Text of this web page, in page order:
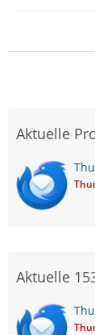
Aktuelle
Aktuelle